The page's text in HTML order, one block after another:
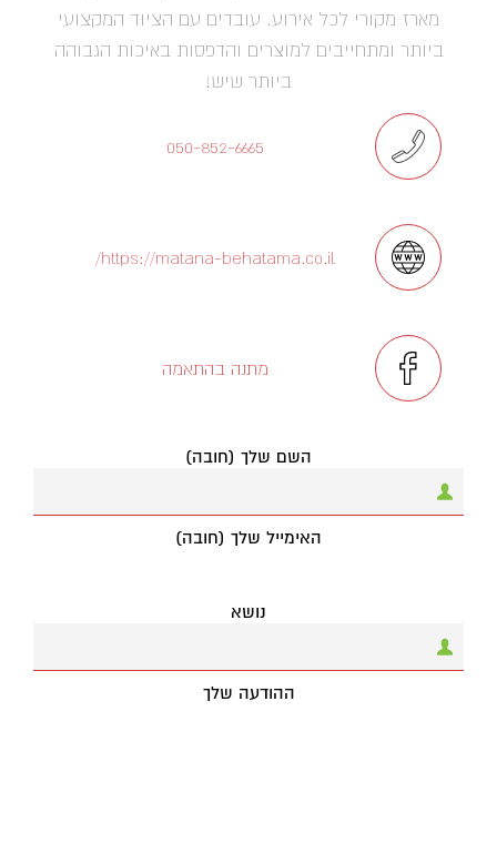
מארז מקורי לכל אירוע. עובדים עם הציוד המקצועי
ביותר ומתחייבים למוצרים והדפסות באיכות הגבוהה
ביותר שיש!
050-852-6665
https://matana-behatama.co.il/
מתנה בהתאמה
השם שלך (חובה)
האימייל שלך (חובה)
נושא
ההודעה שלך